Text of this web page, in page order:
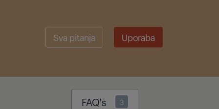
Sva pitanja Uporaba
FAQ's 3